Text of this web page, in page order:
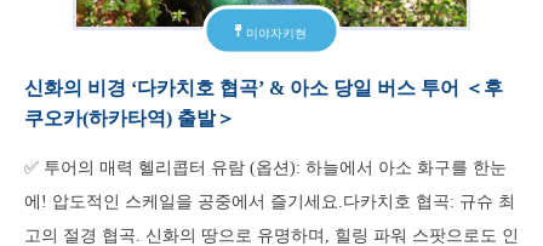
미야자키현
신화의 비경 ‘다카치호 협곡’ & 아소 당일 버스 투어 ＜후
쿠오카(하카타역) 출발＞
✅ 투어의 매력 헬리콥터 유람 (옵션): 하늘에서 아소 화구를 한눈
에! 압도적인 스케일을 공중에서 즐기세요.다카치호 협곡: 규슈 최
고의 절경 협곡. 신화의 땅으로 유명하며, 힐링 파워 스팟으로도 인